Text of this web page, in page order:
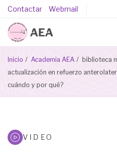
Pasar
contenido
principal
Pie
de
página
Contactar Webmail
Sobrescribir
enlaces
de
ayuda
navegación
Inicio Academia AEA biblioteca
actualización en refuerzo
cuándo y por qué?
Biblioteca
Multimeda
VIDEO